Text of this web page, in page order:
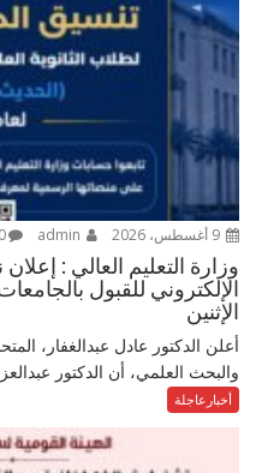
9 أغسطس، 2026 0
وزارة التعليم العالي :
الإلكتروني للقبول
الإثنين
أعلن الدكتور عادل عبدالغفار،
والبحث العلمي، أن الدكتور
أخبارعاجلة